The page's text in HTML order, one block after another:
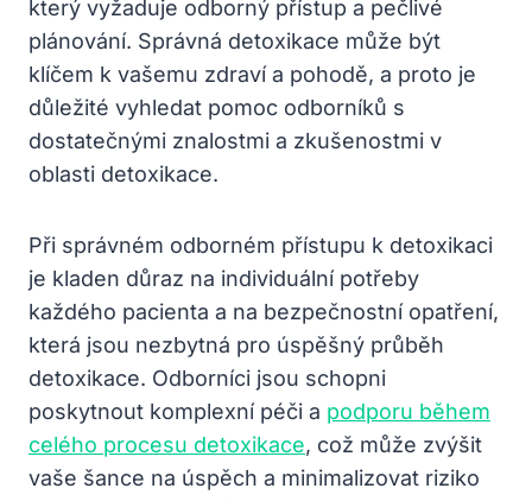
který vyžaduje odborný přístup a pečlivé
plánování. Správná detoxikace může být
klíčem k vašemu zdraví a pohodě, a proto je
důležité vyhledat pomoc odborníků s
dostatečnými znalostmi a zkušenostmi v
oblasti detoxikace.
Při správném odborném přístupu k detoxikaci
je kladen důraz na individuální potřeby
každého pacienta a na bezpečnostní opatření,
která jsou nezbytná pro úspěšný průběh
detoxikace. Odborníci jsou schopni
poskytnout komplexní péči a podporu během
celého procesu detoxikace, což může zvýšit
vaše šance na úspěch a minimalizovat riziko